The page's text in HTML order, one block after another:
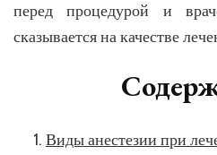
перед процедурой и
сказывается на качестве
Виды анестезии при